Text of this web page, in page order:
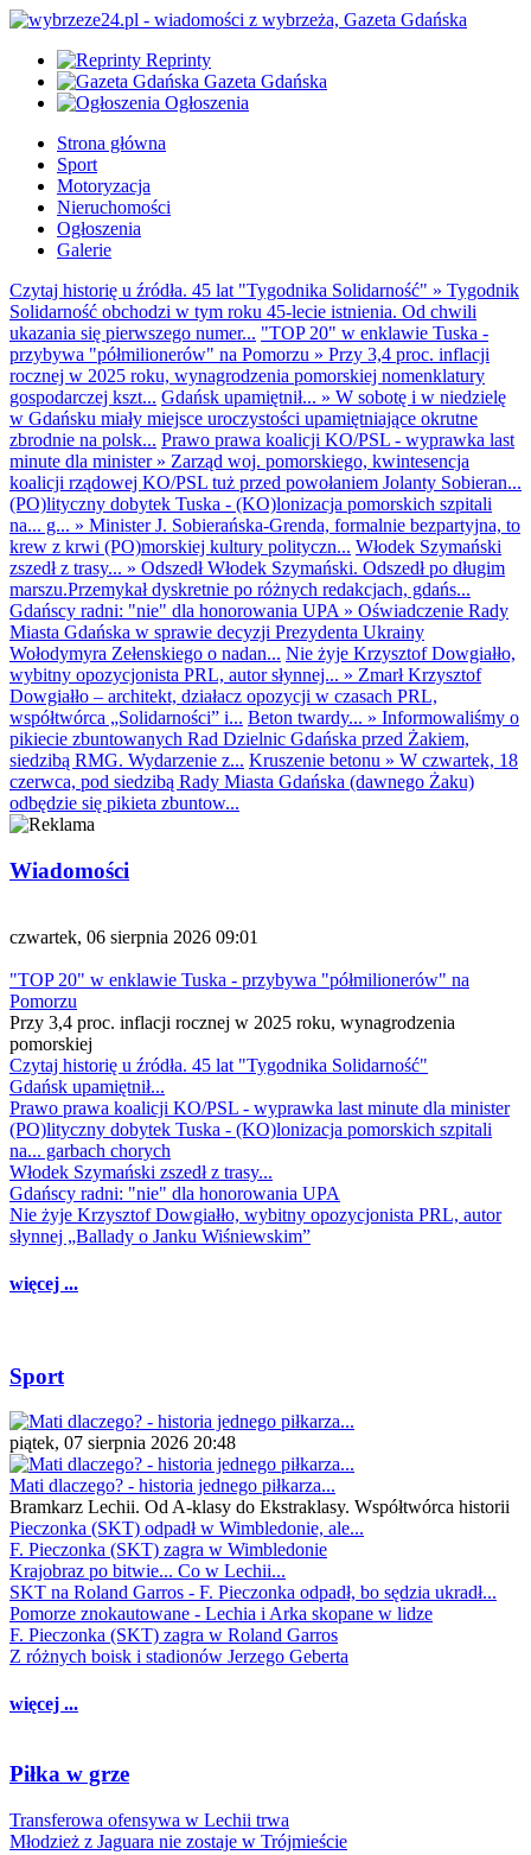
Reprinty
Gazeta Gdańska
Ogłoszenia
Strona główna
Sport
Motoryzacja
Nieruchomości
Ogłoszenia
Galerie
Czytaj historię u źródła. 45 lat "Tygodnika Solidarność" » Tygodnik
Solidarność obchodzi w tym roku 45-lecie istnienia. Od chwili
ukazania się pierwszego numer... "TOP 20" w enklawie Tuska -
przybywa "półmilionerów" na Pomorzu » Przy 3,4 proc. inflacji
rocznej w 2025 roku, wynagrodzenia pomorskiej nomenklatury
gospodarczej kszt... Gdańsk upamiętnił... » W sobotę i w niedzielę
w Gdańsku miały miejsce uroczystości upamiętniające okrutne
zbrodnie na polsk... Prawo prawa koalicji KO/PSL - wyprawka last
minute dla minister» Zarząd woj. pomorskiego, kwintesencja
koalicji rządowej KO/PSL tuż przed powołaniem Jolanty Sobieran...
(PO)lityczny dobytek Tuska - (KO)lonizacja pomorskich szpitali
na... g... » Minister J. Sobierańska-Grenda, formalnie bezpartyjna, to
krew z krwi (PO)morskiej kultury polityczn... Włodek Szymański
zszedł z trasy... » Odszedł Włodek Szymański. Odszedł po długim
marszu.Przemykał dyskretnie po różnych redakcjach, gdańs...
Gdańscy radni: "nie" dla honorowania UPA » Oświadczenie Rady
Miasta Gdańska w sprawie decyzji Prezydenta Ukrainy
Wołodymyra Zełenskiego o nadan... Nie żyje Krzysztof Dowgiałło,
wybitny opozycjonista PRL, autor słynnej... » Zmarł Krzysztof
Dowgiałło – architekt, działacz opozycji w czasach PRL,
współtwórca „Solidarności” i... Beton twardy... » Informowaliśmy o
pikiecie zbuntowanych Rad Dzielnic Gdańska przed Żakiem,
siedzibą RMG. Wydarzenie z... Kruszenie betonu » W czwartek, 18
czerwca, pod siedzibą Rady Miasta Gdańska (dawnego Żaku)
odbędzie się pikieta zbuntow...
Wiadomości
czwartek, 06 sierpnia 2026 09:01
"TOP 20" w enklawie Tuska - przybywa "półmilionerów" na
Pomorzu
Przy 3,4 proc. inflacji rocznej w 2025 roku, wynagrodzenia
pomorskiej
Czytaj historię u źródła. 45 lat "Tygodnika Solidarność"
Gdańsk upamiętnił...
Prawo prawa koalicji KO/PSL - wyprawka last minute dla minister
(PO)lityczny dobytek Tuska - (KO)lonizacja pomorskich szpitali
na... garbach chorych
Włodek Szymański zszedł z trasy...
Gdańscy radni: "nie" dla honorowania UPA
Nie żyje Krzysztof Dowgiałło, wybitny opozycjonista PRL, autor
słynnej „Ballady o Janku Wiśniewskim”
więcej ...
Sport
piątek, 07 sierpnia 2026 20:48
Mati dlaczego? - historia jednego piłkarza...
Bramkarz Lechii. Od A-klasy do Ekstraklasy. Współtwórca historii
Pieczonka (SKT) odpadł w Wimbledonie, ale...
F. Pieczonka (SKT) zagra w Wimbledonie
Krajobraz po bitwie... Co w Lechii...
SKT na Roland Garros - F. Pieczonka odpadł, bo sędzia ukradł...
Pomorze znokautowane - Lechia i Arka skopane w lidze
F. Pieczonka (SKT) zagra w Roland Garros
Z różnych boisk i stadionów Jerzego Geberta
więcej ...
Piłka w grze
Transferowa ofensywa w Lechii trwa
Młodzież z Jaguara nie zostaje w Trójmieście